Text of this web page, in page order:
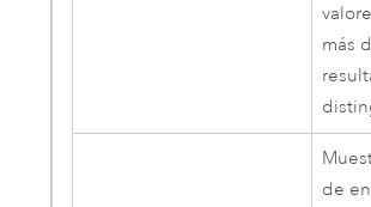
más
de